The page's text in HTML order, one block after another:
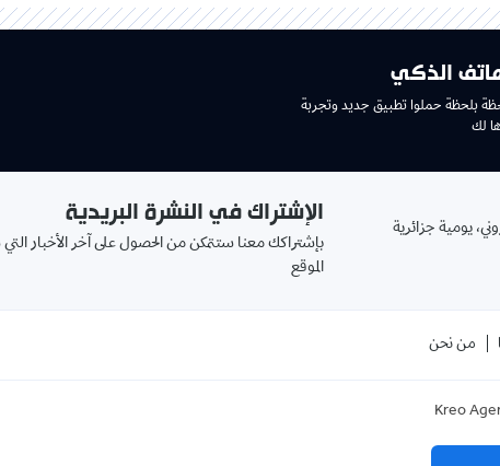
الذكي
بلحظة حملوا تطبيق جديد وتجربة
لك
يومية جزائرية
الإشتراك في النشرة البريدية
بإشتراكك معنا ستتمكن من الحصول على آخر الأخبار
الموقع
من نحن
Kreo